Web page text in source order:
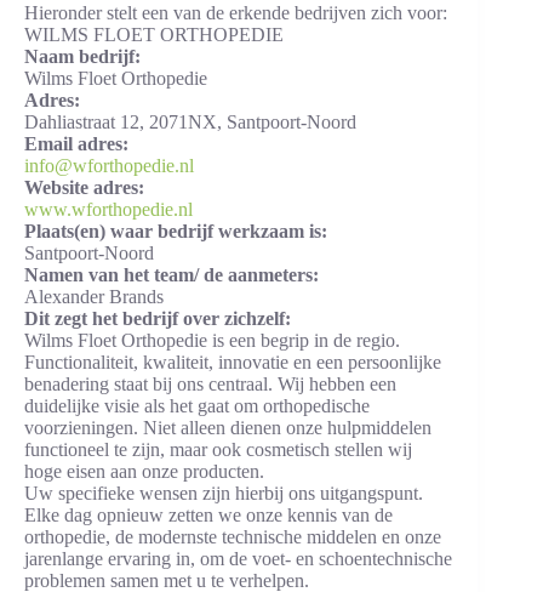
Hieronder stelt een van de erkende bedrijven zich voor:
WILMS FLOET ORTHOPEDIE
Naam bedrijf:
Wilms Floet Orthopedie
Adres:
Dahliastraat 12, 2071NX, Santpoort-Noord
Email adres:
info@wforthopedie.nl
Website adres:
www.wforthopedie.nl
Plaats(en) waar bedrijf werkzaam is:
Santpoort-Noord
Namen van het team/ de aanmeters:
Alexander Brands
Dit zegt het bedrijf over zichzelf:
Wilms Floet Orthopedie is een begrip in de regio.
Functionaliteit, kwaliteit, innovatie en een persoonlijke
benadering staat bij ons centraal. Wij hebben een
duidelijke visie als het gaat om orthopedische
voorzieningen. Niet alleen dienen onze hulpmiddelen
functioneel te zijn, maar ook cosmetisch stellen wij
hoge eisen aan onze producten.
Uw specifieke wensen zijn hierbij ons uitgangspunt.
Elke dag opnieuw zetten we onze kennis van de
orthopedie, de modernste technische middelen en onze
jarenlange ervaring in, om de voet- en schoentechnische
problemen samen met u te verhelpen.